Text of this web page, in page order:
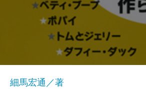
細馬宏通／著